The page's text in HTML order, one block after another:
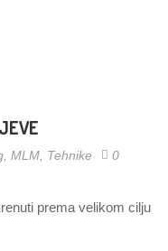
MLM Tehnike
0
prema velikom cilju